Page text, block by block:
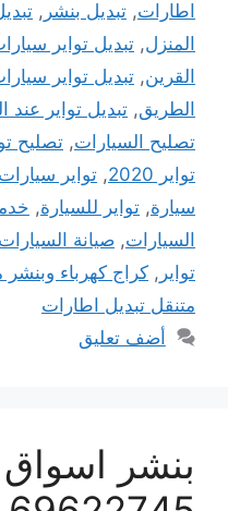
اطارات, تبديل بنشر ,
المنزل, تبديل تواير
القرين, تبديل تواير
الطريق, تبديل تواير عند
تصليح السيارات, تصليح
تواير 2020
, تواير سيارات
سيارة, تواير للسيارة,
السيارات, صيانة السيارات
تواير , كراج كهرباء وبنشر
متنقل تبديل اطارات
أضف تعليق
بنشر اسواق